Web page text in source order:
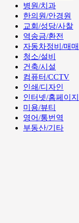
병원/치과
한의원/안경원
교회/성당/사찰
역송금/환전
자동차정비/매매
청소/설비
건축/시설
컴퓨터/CCTV
인쇄/디자인
인터넷/홈페이지
미용/뷰티
영어/통번역
부동산/기타